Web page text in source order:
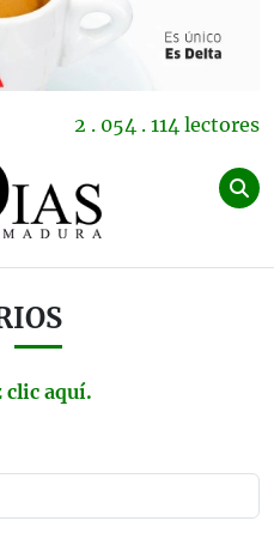
2 . 054 . 114 lectores
clic aquí.